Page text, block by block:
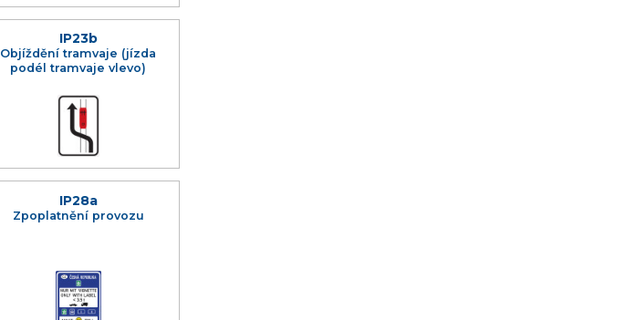
IP23b
Objíždění tramvaje (jízda
podél tramvaje vlevo)
IP28a
Zpoplatnění provozu